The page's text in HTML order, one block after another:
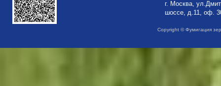
г. Москва,
шоссе, д.11, оф.
Copyright © Фумигация